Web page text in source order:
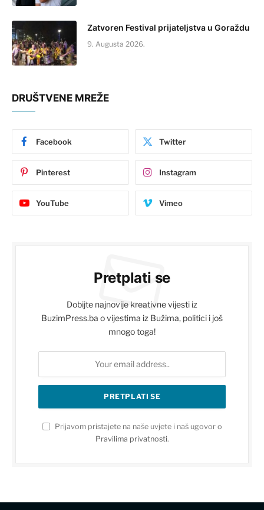
Zatvoren Festival prijateljstva u Goraždu
9. Augusta 2026.
DRUŠTVENE MREŽE
Facebook Twitter
Pinterest Instagram
YouTube Vimeo
Pretplati se
Dobijte najnovije kreativne vijesti iz
BuzimPress.ba o vijestima iz Bužima, politici i još
mnogo toga!
Prijavom pristajete na naše uvjete i naš ugovor o
Pravilima privatnosti.